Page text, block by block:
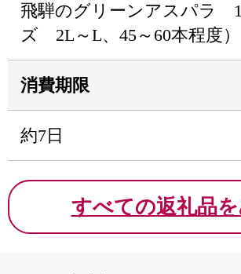
飛騨のグリーンアスパラ
ズ 2L～L、45～60本程度）
消費期限
約7日
すべての返礼品